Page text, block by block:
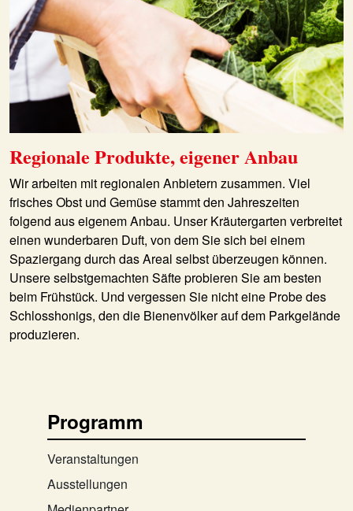
Regionale Produkte, eigener Anbau
Wir arbeiten mit regionalen Anbietern zusammen. Viel
frisches Obst und Gemüse stammt den Jahreszeiten
folgend aus eigenem Anbau. Unser Kräutergarten verbreitet
einen wunderbaren Duft, von dem Sie sich bei einem
Spaziergang durch das Areal selbst überzeugen können.
Unsere selbstgemachten Säfte probieren Sie am besten
beim Frühstück. Und vergessen Sie nicht eine Probe des
Schlosshonigs, den die Bienenvölker auf dem Parkgelände
produzieren.
Programm
Veranstaltungen
Ausstellungen